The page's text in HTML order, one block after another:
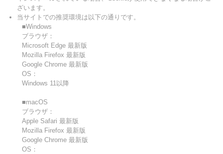
ざいます。
当サイトでの推奨環境は以下の通りです。
■Windows
ブラウザ：
Microsoft Edge 最新版
Mozilla Firefox 最新版
Google Chrome 最新版
OS：
Windows 11以降
■macOS
ブラウザ：
Apple Safari 最新版
Mozilla Firefox 最新版
Google Chrome 最新版
OS：